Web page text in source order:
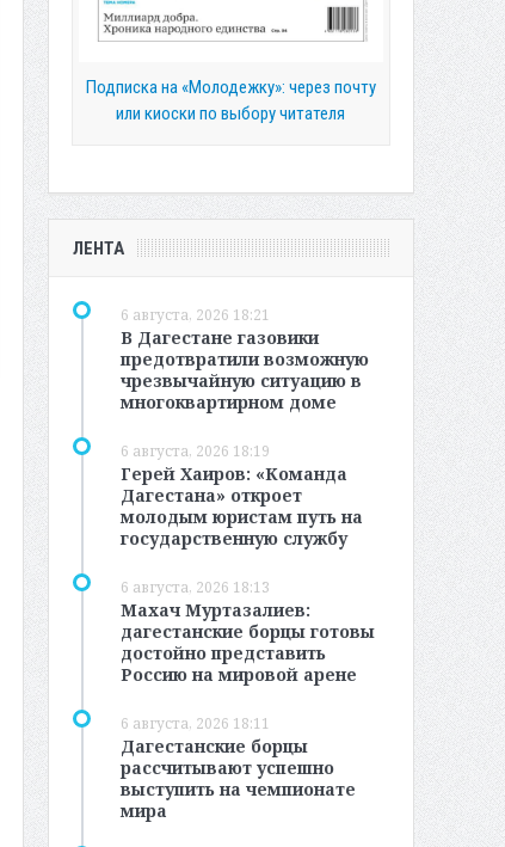
Подписка на «Молодежку»: через почту
или киоски по выбору читателя
ЛЕНТА
6 августа, 2026 18:21
В Дагестане газовики
предотвратили возможную
чрезвычайную ситуацию в
многоквартирном доме
6 августа, 2026 18:19
Герей Хаиров: «Команда
Дагестана» откроет
молодым юристам путь на
государственную службу
6 августа, 2026 18:13
Махач Муртазалиев:
дагестанские борцы готовы
достойно представить
Россию на мировой арене
6 августа, 2026 18:11
Дагестанские борцы
рассчитывают успешно
выступить на чемпионате
мира